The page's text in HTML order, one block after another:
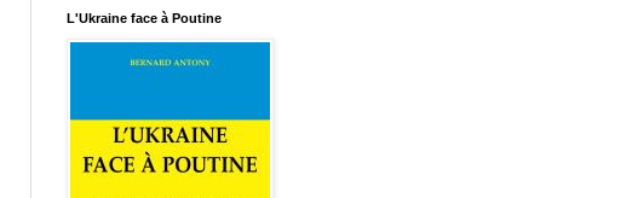
L'Ukraine face à Poutine